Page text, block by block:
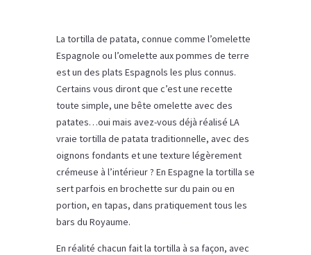
La tortilla de patata, connue comme l’omelette
Espagnole ou l’omelette aux pommes de terre
est un des plats Espagnols les plus connus.
Certains vous diront que c’est une recette
toute simple, une bête omelette avec des
patates…oui mais avez-vous déjà réalisé LA
vraie tortilla de patata traditionnelle, avec des
oignons fondants et une texture légèrement
crémeuse à l’intérieur ? En Espagne la tortilla se
sert parfois en brochette sur du pain ou en
portion, en tapas, dans pratiquement tous les
bars du Royaume.
En réalité chacun fait la tortilla à sa façon, avec